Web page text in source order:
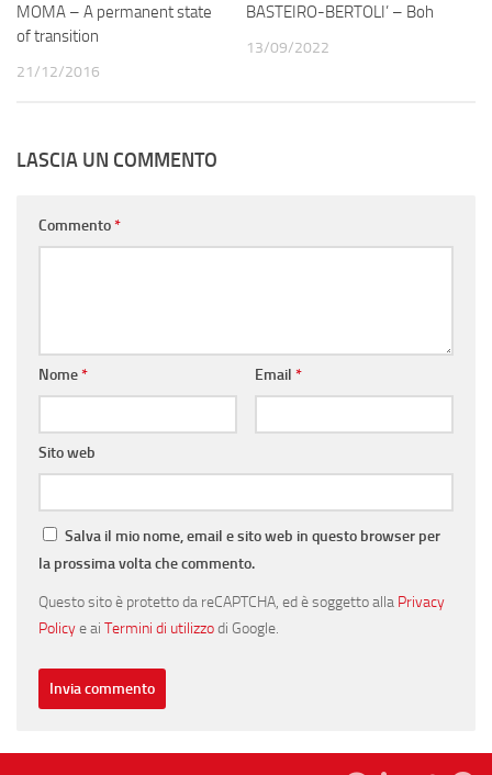
MOMA – A permanent state
of transition
21/12/2016
BASTEIRO-BERTOLI’ – Boh
13/09/2022
LASCIA UN COMMENTO
Commento*
Nome* Email *
Sito web
Salva il mio nome, email e sito web in questo browser per
la prossima volta che commento.
Questo sito è protetto da reCAPTCHA, ed è soggetto alla Privacy
Policye ai Termini di utilizzodi Google.